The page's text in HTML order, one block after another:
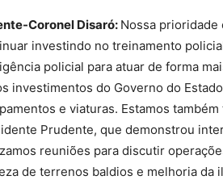
Coronel Disaró: Nossa prioridade
investindo no treinamento
policial para atuar de forma
investimentos do Governo do
e viaturas. Estamos
Prudente, que demonstrou
reuniões para discutir
de terrenos baldios e melhoria da